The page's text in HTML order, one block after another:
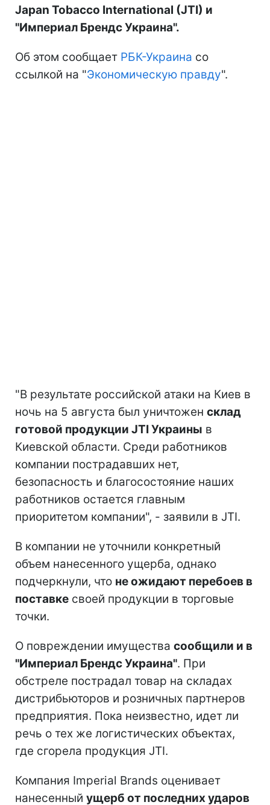
Japan Tobacco International (JTI) и
"Империал Брендс Украина".
Об этом сообщает РБК-Украина со
ссылкой на "Экономическую правду".
"В результате российской атаки на Киев в
ночь на 5 августа был уничтожен склад
готовой продукции JTI Украины в
Киевской области. Среди работников
компании пострадавших нет,
безопасность и благосостояние наших
работников остается главным
приоритетом компании", - заявили в JTI.
В компании не уточнили конкретный
объем нанесенного ущерба, однако
подчеркнули, что не ожидают перебоев в
поставке своей продукции в торговые
точки.
О повреждении имущества сообщили и в
"Империал Брендс Украина". При
обстреле пострадал товар на складах
дистрибьюторов и розничных партнеров
предприятия. Пока неизвестно, идет ли
речь о тех же логистических объектах,
где сгорела продукция JTI.
Компания Imperial Brands оценивает
нанесенный ущерб от последних ударов